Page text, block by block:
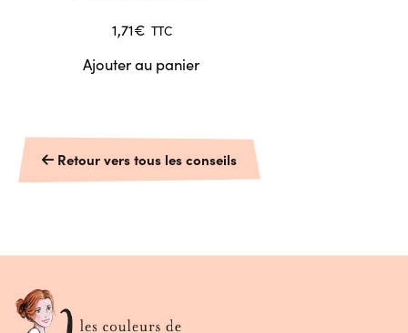
1,71€ TTC
Ajouter au panier
Retour vers tous les conseils